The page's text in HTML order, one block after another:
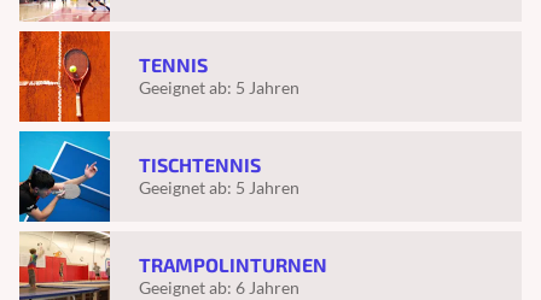
TENNIS
Geeignet ab: 5 Jahren
TISCHTENNIS
Geeignet ab: 5 Jahren
TRAMPOLINTURNEN
Geeignet ab: 6 Jahren